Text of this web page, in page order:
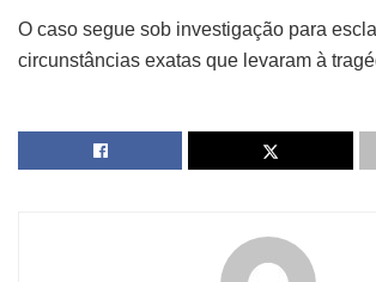
O caso segue sob investigação para
circunstâncias exatas que levaram à